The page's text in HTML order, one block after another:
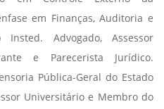
em Finanças, Auditoria e
Advogado, Assessor
e Parecerista Jurídico.
Pública-Geral do Estado
Universitário e Membro do